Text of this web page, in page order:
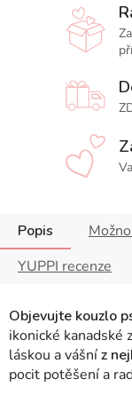
Popis
YUPPI recenze
Objevujte kouzlo
ikonické kanadské
láskou a vášníz
pocit potěšení a